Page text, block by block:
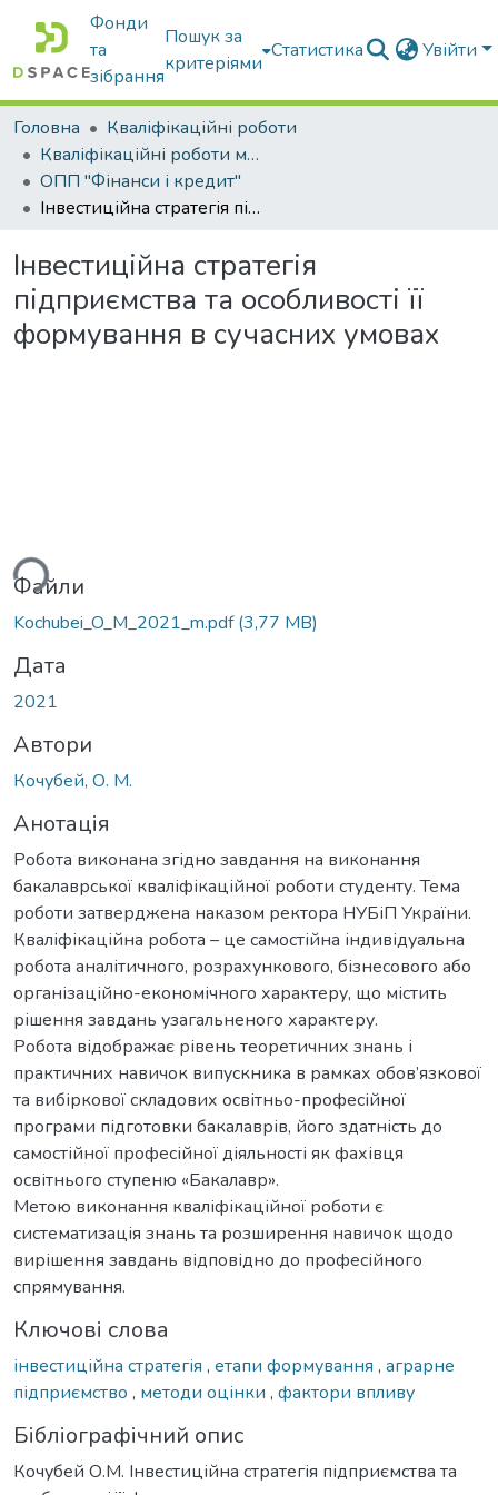
Фонди
та
зібрання
Пошук за
критеріями
Статистика Увійти
Головна
Кваліфікаційні роботи
Кваліфікаційні роботи магістрів
ОПП "Фінанси і кредит"
Інвестиційна стратегія підприємства та особливості її формування в сучасних умовах
Інвестиційна стратегія
підприємства та особливості її
формування в сучасних умовах
Файли
Kochubei_O_M_2021_m.pdf(3,77 MB)
Дата
2021
Автори
Кочубей, О. М.
Анотація
Робота виконана згідно завдання на виконання
бакалаврської кваліфікаційної роботи студенту. Тема
роботи затверджена наказом ректора НУБіП України.
Кваліфікаційна робота – це самостійна індивідуальна
робота аналітичного, розрахункового, бізнесового або
організаційно-економічного характеру, що містить
рішення завдань узагальненого характеру.
Робота відображає рівень теоретичних знань і
практичних навичок випускника в рамках обов’язкової
та вибіркової складових освітньо-професійної
програми підготовки бакалаврів, його здатність до
самостійної професійної діяльності як фахівця
освітнього ступеню «Бакалавр».
Метою виконання кваліфікаційної роботи є
систематизація знань та розширення навичок щодо
вирішення завдань відповідно до професійного
спрямування.
Ключові слова
інвестиційна стратегія , етапи формування , аграрне
підприємство , методи оцінки , фактори впливу
Бібліографічний опис
Кочубей О.М. Інвестиційна стратегія підприємства та